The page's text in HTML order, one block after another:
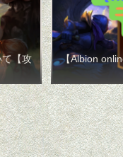
【攻
【Albion